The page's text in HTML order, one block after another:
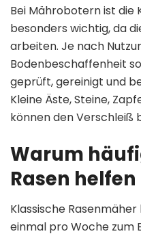
Bei Mährobotern ist die
besonders wichtig, da
arbeiten. Je nach
Bodenbeschaffenheit
geprüft, gereinigt und
Kleine Äste, Steine,
können den Verschleiß
Warum
Rasen
Klassische
einmal pro Woche zum